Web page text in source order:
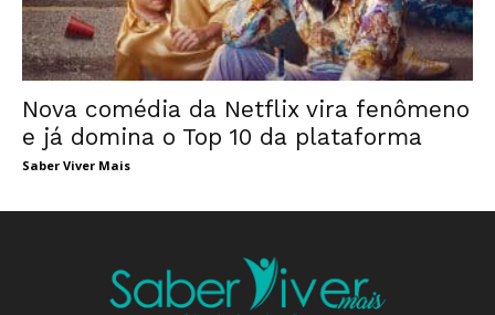
Nova comédia da Netflix vira fenômeno
e já domina o Top 10 da plataforma
Saber Viver Mais